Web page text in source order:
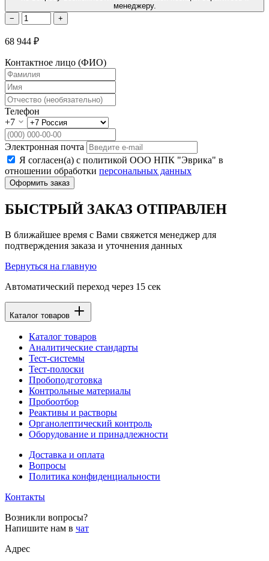
менеджеру.
−
+
68 944 ₽
Контактное лицо (ФИО)
Телефон
+7
Электронная почта
Я согласен(а) с политикой ООО НПК "Эврика" в
отношении обработки персональных данных
Оформить заказ
БЫСТРЫЙ ЗАКАЗ ОТПРАВЛЕН
В ближайшее время с Вами свяжется менеджер для
подтверждения заказа и уточнения данных
Вернуться на главную
Автоматический переход через 15 сек
Каталог товаров
Каталог товаров
Аналитические стандарты
Тест-системы
Тест-полоски
Пробоподготовка
Контрольные материалы
Пробоотбор
Реактивы и растворы
Органолептический контроль
Оборудование и принадлежности
Доставка и оплата
Вопросы
Политика конфиденциальности
Контакты
Возникли вопросы?
Напишите нам в чат
Адрес